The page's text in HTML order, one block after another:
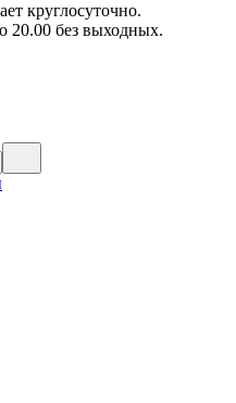
круглосуточно.
20.00 без выходных.